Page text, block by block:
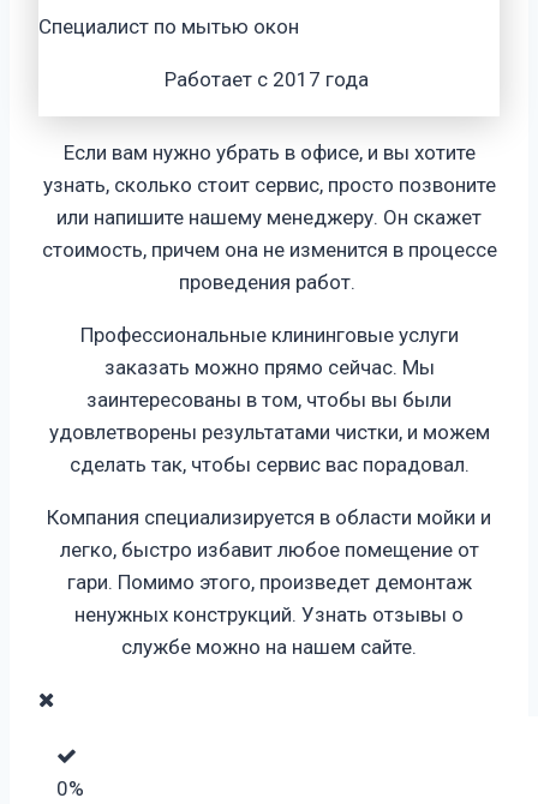
Специалист по мытью окон
Работает с 2017 года
Если вам нужно убрать в офисе, и вы хотите
узнать, сколько стоит сервис, просто позвоните
или напишите нашему менеджеру. Он скажет
стоимость, причем она не изменится в процессе
проведения работ.
Профессиональные клининговые услуги
заказать можно прямо сейчас. Мы
заинтересованы в том, чтобы вы были
удовлетворены результатами чистки, и можем
сделать так, чтобы сервис вас порадовал.
Компания специализируется в области мойки и
легко, быстро избавит любое помещение от
гари. Помимо этого, произведет демонтаж
ненужных конструкций. Узнать отзывы о
службе можно на нашем сайте.
0%